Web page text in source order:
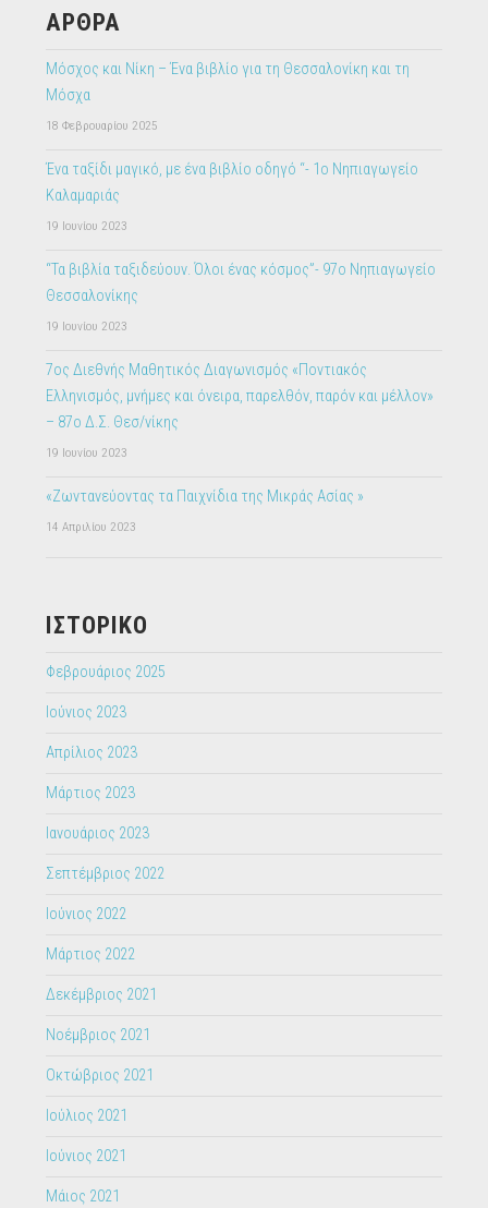
ΑΡΘΡΑ
Μόσχος και Νίκη – Ένα βιβλίο για τη Θεσσαλονίκη και τη
Μόσχα
18 Φεβρουαρίου 2025
Ένα ταξίδι μαγικό, με ένα βιβλίο οδηγό “- 1ο Νηπιαγωγείο
Καλαμαριάς
19 Ιουνίου 2023
“Τα βιβλία ταξιδεύουν. Όλοι ένας κόσμος”- 97ο Νηπιαγωγείο
Θεσσαλονίκης
19 Ιουνίου 2023
7ος Διεθνής Μαθητικός Διαγωνισμός «Ποντιακός
Ελληνισμός, μνήμες και όνειρα, παρελθόν, παρόν και μέλλον»
– 87ο Δ.Σ. Θεσ/νίκης
19 Ιουνίου 2023
«Ζωντανεύοντας τα Παιχνίδια της Μικράς Ασίας »
14 Απριλίου 2023
ΙΣΤΟΡΙΚΌ
Φεβρουάριος 2025
Ιούνιος 2023
Απρίλιος 2023
Μάρτιος 2023
Ιανουάριος 2023
Σεπτέμβριος 2022
Ιούνιος 2022
Μάρτιος 2022
Δεκέμβριος 2021
Νοέμβριος 2021
Οκτώβριος 2021
Ιούλιος 2021
Ιούνιος 2021
Μάιος 2021